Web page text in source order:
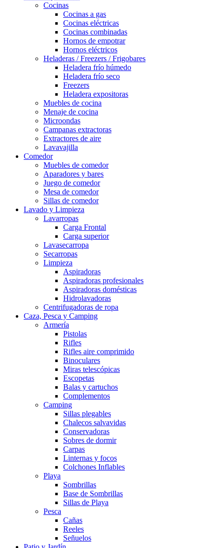
Cocinas
Cocinas a gas
Cocinas eléctricas
Cocinas combinadas
Hornos de empotrar
Hornos eléctricos
Heladeras / Freezers / Frigobares
Heladera frío húmedo
Heladera frío seco
Freezers
Heladera expositoras
Muebles de cocina
Menaje de cocina
Microondas
Campanas extractoras
Extractores de aire
Lavavajilla
Comedor
Muebles de comedor
Aparadores y bares
Juego de comedor
Mesa de comedor
Sillas de comedor
Lavado y Limpieza
Lavarropas
Carga Frontal
Carga superior
Lavasecarropa
Secarropas
Limpieza
Aspiradoras
Aspiradoras profesionales
Aspiradoras domésticas
Hidrolavadoras
Centrifugadoras de ropa
Caza, Pesca y Camping
Armería
Pistolas
Rifles
Rifles aire comprimido
Binoculares
Miras telescópicas
Escopetas
Balas y cartuchos
Complementos
Camping
Sillas plegables
Chalecos salvavidas
Conservadoras
Sobres de dormir
Carpas
Linternas y focos
Colchones Inflables
Playa
Sombrillas
Base de Sombrillas
Sillas de Playa
Pesca
Cañas
Reeles
Señuelos